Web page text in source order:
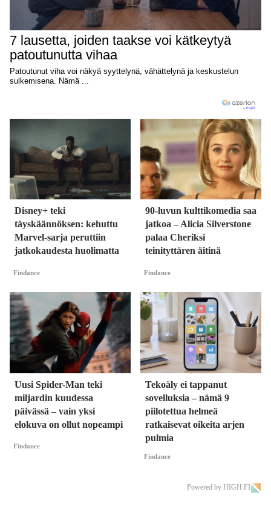
Disney+ teki
täyskäännöksen: kehuttu
Marvel-sarja peruttiin
jatkokaudesta huolimatta
Findance
90-luvun kulttikomedia saa
jatkoa – Alicia Silverstone
palaa Cheriksi
teinityttären äitinä
Findance
Uusi Spider-Man teki
miljardin kuudessa
päivässä – vain yksi
elokuva on ollut nopeampi
Findance
Tekoäly ei tappanut
sovelluksia – nämä 9
piilotettua helmeä
ratkaisevat oikeita arjen
pulmia
Findance
Powered by HIGH.FI